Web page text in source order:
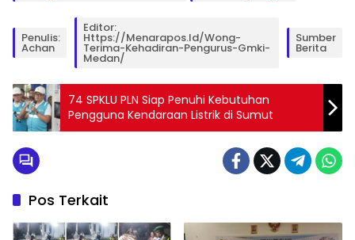
Penulis:
Achan
Editor:
Https://menarapos.id/wong-
Terima-Kehadiran-Pengurus-Gmki-
Medan/
Sumber
Berita
74 SPKLU PLN Siap Penuhi Kebutuhan
Pengguna Kendaraan Listrik di Sumut
Pos Terkait